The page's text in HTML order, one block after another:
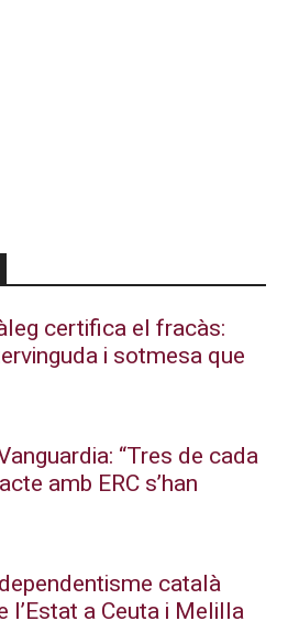
certifica el fracàs:
i sotmesa que
“Tres de cada
amb ERC s’han
català
l’Estat a Ceuta i Melilla